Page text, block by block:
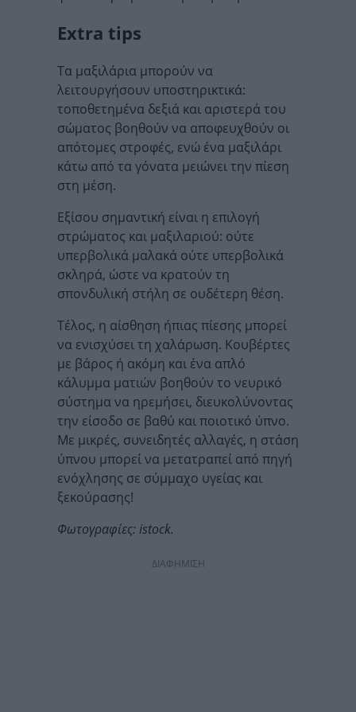
Extra tips
Τα μαξιλάρια μπορούν να
λειτουργήσουν υποστηρικτικά:
τοποθετημένα δεξιά και αριστερά του
σώματος βοηθούν να αποφευχθούν οι
απότομες στροφές, ενώ ένα μαξιλάρι
κάτω από τα γόνατα μειώνει την πίεση
στη μέση.
Εξίσου σημαντική είναι η επιλογή
στρώματος και μαξιλαριού: ούτε
υπερβολικά μαλακά ούτε υπερβολικά
σκληρά, ώστε να κρατούν τη
σπονδυλική στήλη σε ουδέτερη θέση.
Τέλος, η αίσθηση ήπιας πίεσης μπορεί
να ενισχύσει τη χαλάρωση. Κουβέρτες
με βάρος ή ακόμη και ένα απλό
κάλυμμα ματιών βοηθούν το νευρικό
σύστημα να ηρεμήσει, διευκολύνοντας
την είσοδο σε βαθύ και ποιοτικό ύπνο.
Με μικρές, συνειδητές αλλαγές, η στάση
ύπνου μπορεί να μετατραπεί από πηγή
ενόχλησης σε σύμμαχο υγείας και
ξεκούρασης!
Φωτογραφίες: istock.
ΔΙΑΦΗΜΙΣΗ